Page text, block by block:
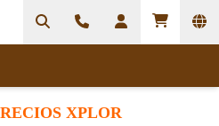
XPLOR